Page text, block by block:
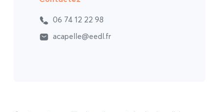
06 74 12 22 98
acapelle@eedl.fr